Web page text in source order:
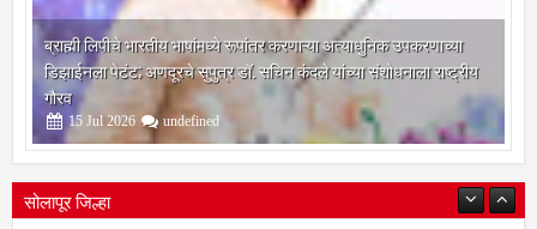
ब्राह्मी लिपीचे भारतीय भाषांमध्ये रूपांतर करणाऱ्या अत्याधुनिक उपकरणाच्या
डिझाईनला पेटंट; अणदूरचे सुपुत्र डॉ. सचिन कंदले यांच्या संशोधनाला राष्ट्रीय
गौरव
15 Jul 2026 undefined
सोलापूर जिल्हा